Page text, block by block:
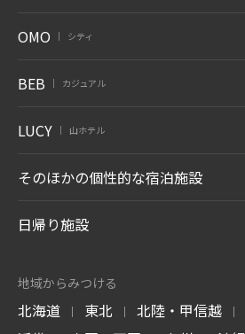
OMO シティ
BEB カジュアル
LUCY 山ホテル
そのほかの個性的な宿泊施設
日帰り施設
地域からみつける
北海道 | 東北 | 北陸・甲信越 |